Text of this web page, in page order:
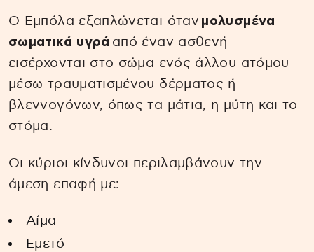
Ο Εμπόλα εξαπλώνεται όταν μολυσμένα
σωματικά υγρά από έναν ασθενή
εισέρχονται στο σώμα ενός άλλου ατόμου
μέσω τραυματισμένου δέρματος ή
βλεννογόνων, όπως τα μάτια, η μύτη και το
στόμα.
Οι κύριοι κίνδυνοι περιλαμβάνουν την
άμεση επαφή με:
Αίμα
Εμετό